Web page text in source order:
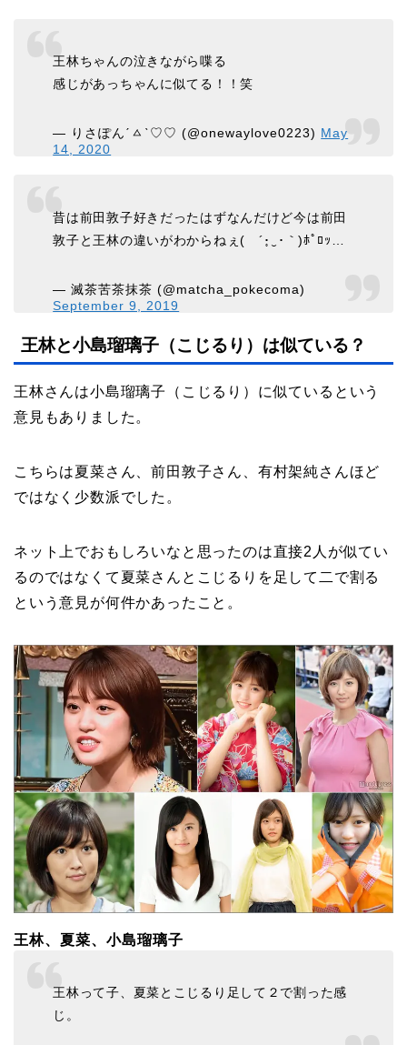
王林ちゃんの泣きながら喋る
感じがあっちゃんに似てる！！笑
— りさぽんˊㅿˋ♡♡ (@onewaylove0223) May
14, 2020
昔は前田敦子好きだったはずなんだけど今は前田
敦子と王林の違いがわからねぇ( ´･̥‿･｀)ﾎﾟﾛｯ…
— 滅茶苦茶抹茶 (@matcha_pokecoma)
September 9, 2019
王林と小島瑠璃子（こじるり）は似ている？
王林さんは小島瑠璃子（こじるり）に似ているという
意見もありました。
こちらは夏菜さん、前田敦子さん、有村架純さんほど
ではなく少数派でした。
ネット上でおもしろいなと思ったのは直接2人が似てい
るのではなくて夏菜さんとこじるりを足して二で割る
という意見が何件かあったこと。
王林、夏菜、小島瑠璃子
王林って子、夏菜とこじるり足して２で割った感
じ。